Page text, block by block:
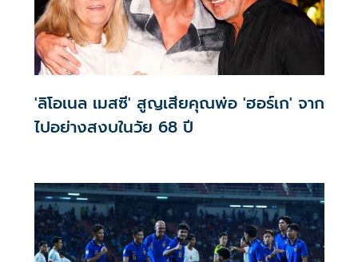
'ลิโอเนล เมสซี' สูญเสียคุณพ่อ 'ฮอร์เก' จาก
ไปอย่างสงบในวัย 68 ปี